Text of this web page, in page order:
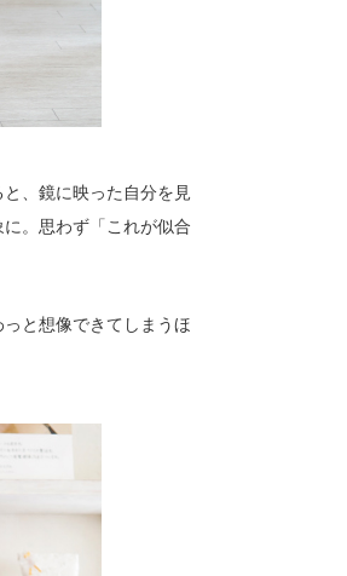
、鏡に映った自分を見
。思わず「これが似合
と想像できてしまうほ